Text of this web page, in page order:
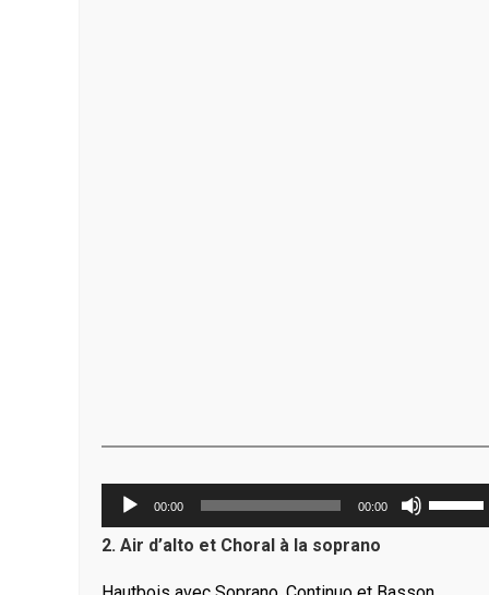
Lecteur
audio
00:00 00:00
Utilisez
les
haut/bas
2. Air d’alto et Choral à la soprano